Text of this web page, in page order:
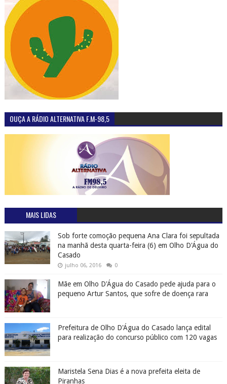
OUÇA A RÁDIO ALTERNATIVA F.M-98,5
MAIS LIDAS
Sob forte comoção pequena Ana Clara foi sepultada
na manhã desta quarta-feira (6) em Olho D'Água do
Casado
julho 06, 2016 0
Mãe em Olho D'Água do Casado pede ajuda para o
pequeno Artur Santos, que sofre de doença rara
Prefeitura de Olho D'Água do Casado lança edital
para realização do concurso público com 120 vagas
Maristela Sena Dias é a nova prefeita eleita de
Piranhas